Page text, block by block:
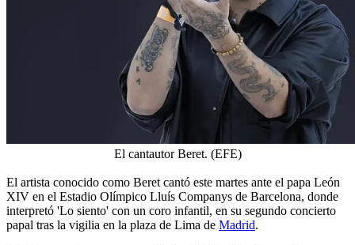
El cantautor Beret. (EFE)
El artista conocido como Beret cantó este martes ante el papa León
XIV en el Estadio Olímpico Lluís Companys de Barcelona, donde
interpretó 'Lo siento' con un coro infantil, en su segundo concierto
papal tras la vigilia en la plaza de Lima de Madrid.